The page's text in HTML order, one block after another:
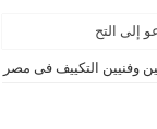
التحلي بالصبر حتى يمك
وفنيين التكييف فى مصر